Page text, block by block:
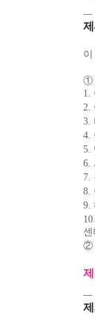
①
1.
2.
3.
4.
5.
6.
7.
8.
9.
센
②